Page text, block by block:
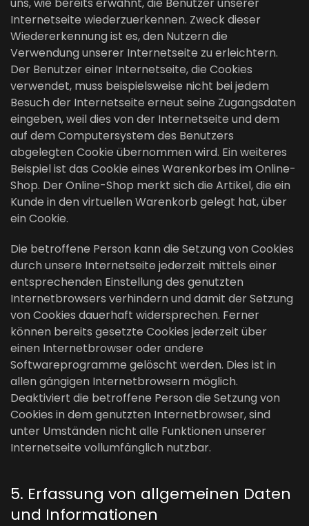
Internetseite wiederzuerkennen. Zweck dieser
Wiedererkennung ist es, den Nutzern die
Verwendung unserer Internetseite zu erleichtern.
Der Benutzer einer Internetseite, die Cookies
verwendet, muss beispielsweise nicht bei jedem
Besuch der Internetseite erneut seine Zugangsdaten
eingeben, weil dies von der Internetseite und dem
auf dem Computersystem des Benutzers
abgelegten Cookie übernommen wird. Ein weiteres
Beispiel ist das Cookie eines Warenkorbes im Online-
Shop. Der Online-Shop merkt sich die Artikel, die ein
Kunde in den virtuellen Warenkorb gelegt hat, über
ein Cookie.
Die betroffene Person kann die Setzung von Cookies
durch unsere Internetseite jederzeit mittels einer
entsprechenden Einstellung des genutzten
Internetbrowsers verhindern und damit der Setzung
von Cookies dauerhaft widersprechen. Ferner
können bereits gesetzte Cookies jederzeit über
einen Internetbrowser oder andere
Softwareprogramme gelöscht werden. Dies ist in
allen gängigen Internetbrowsern möglich.
Deaktiviert die betroffene Person die Setzung von
Cookies in dem genutzten Internetbrowser, sind
unter Umständen nicht alle Funktionen unserer
Internetseite vollumfänglich nutzbar.
5. Erfassung von allgemeinen Daten
und Informationen